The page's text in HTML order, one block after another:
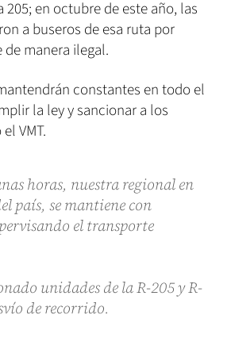
en octubre de este año, las
a buseros de esa ruta por
manera ilegal.
constantes en todo el
la ley y sancionar a los
VMT.
horas, nuestra regional en
país, se mantiene con
el transporte
unidades de la R-205 y R-
de recorrido.